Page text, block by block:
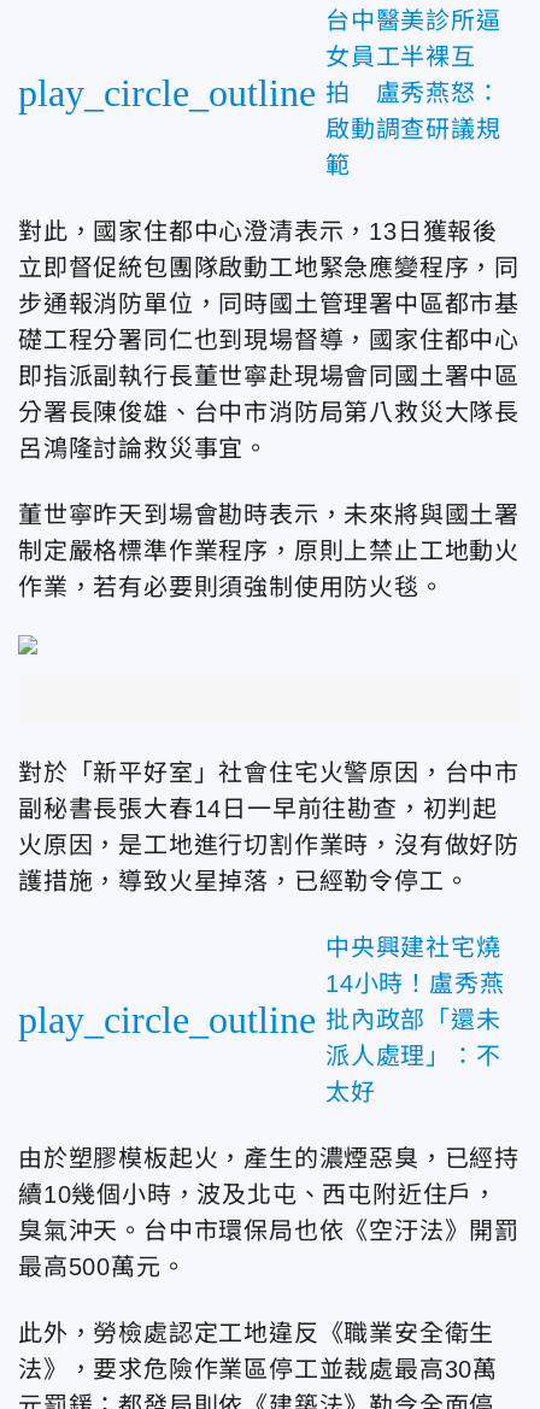
play_circle_outline
台中醫美診所逼
女員工半裸互
拍 盧秀燕怒：
啟動調查研議規
範
對此，國家住都中心澄清表示，13日獲報後
立即督促統包團隊啟動工地緊急應變程序，同
步通報消防單位，同時國土管理署中區都市基
礎工程分署同仁也到現場督導，國家住都中心
即指派副執行長董世寧赴現場會同國土署中區
分署長陳俊雄、台中市消防局第八救災大隊長
呂鴻隆討論救災事宜。
董世寧昨天到場會勘時表示，未來將與國土署
制定嚴格標準作業程序，原則上禁止工地動火
作業，若有必要則須強制使用防火毯。
對於「新平好室」社會住宅火警原因，台中市
副秘書長張大春14日一早前往勘查，初判起
火原因，是工地進行切割作業時，沒有做好防
護措施，導致火星掉落，已經勒令停工。
play_circle_outline
中央興建社宅燒
14小時！盧秀燕
批內政部「還未
派人處理」：不
太好
由於塑膠模板起火，產生的濃煙惡臭，已經持
續10幾個小時，波及北屯、西屯附近住戶，
臭氣沖天。台中市環保局也依《空汙法》開罰
最高500萬元。
此外，勞檢處認定工地違反《職業安全衛生
法》，要求危險作業區停工並裁處最高30萬